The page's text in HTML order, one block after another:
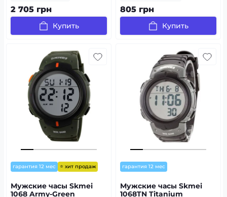
2 705 грн
Купить
805 грн
Купить
гарантия 12 мес ⭐ хит продаж
Мужские часы Skmei
1068 Army-Green
гарантия 12 мес
Мужские часы Skmei
1068TN Titanium